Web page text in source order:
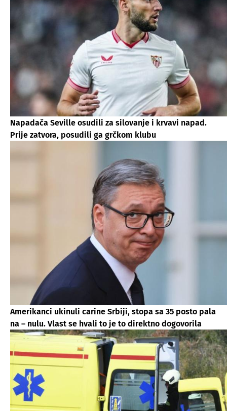
Napadača Seville osudili za silovanje i krvavi napad.
Prije zatvora, posudili ga grčkom klubu
Amerikanci ukinuli carine Srbiji, stopa sa 35 posto pala
na – nulu. Vlast se hvali to je to direktno dogovorila